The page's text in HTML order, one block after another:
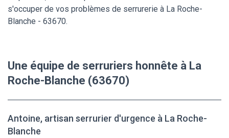
s'occuper de vos problèmes de serrurerie à La Roche-
Blanche - 63670.
Une équipe de serruriers honnête à La
Roche-Blanche (63670)
Antoine, artisan serrurier d'urgence à La Roche-
Blanche